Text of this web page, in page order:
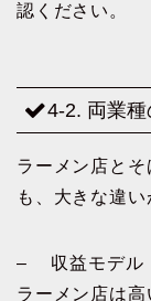
認ください。
4-2. 両業
ラーメン店と
も、大きな違い
– 収益モデ
ラーメン店は